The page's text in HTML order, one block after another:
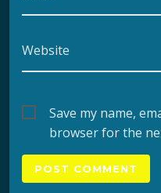
Website
Save my name,
browser for the